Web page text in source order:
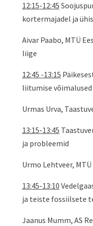
12:15-12:45
kortermajadel ja
Aivar Paabo, MTÜ
liige
12:45 -13:15
liitumise võimalused
Urmas Urva,
13:15-13:45
ja probleemid
Urmo Lehtveer,
13:45-13:10
ja teiste fossiilsete
Jaanus Mumm, AS